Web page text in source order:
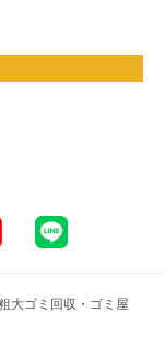
大ゴミ回収・ゴミ屋